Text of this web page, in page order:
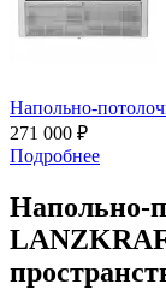
Напольно-
271 000 ₽
Подробнее
Напольно-